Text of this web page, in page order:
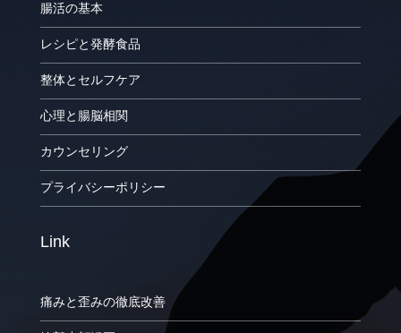
腸活の基本
レシピと発酵食品
整体とセルフケア
心理と腸脳相関
カウンセリング
プライバシーポリシー
Link
痛みと歪みの徹底改善